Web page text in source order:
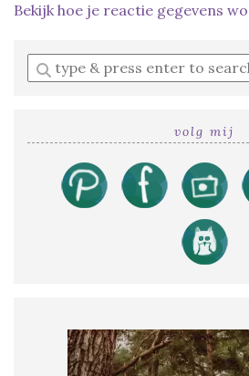
Bekijk hoe je reactie gegevens
Enter
a
volg mij